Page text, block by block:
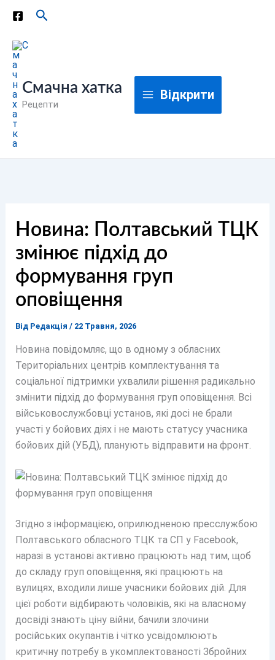
Перейти
вмісту
Пошук
Смачна хатка
Рецепти
Відкрити
Новина: Полтавський ТЦК
змінює підхід до
формування груп
оповіщення
Від Редакція / 22 Травня, 2026
Новина повідомляє, що в одному з обласних
Територіальних центрів комплектування та
соціальної підтримки ухвалили рішення радикально
змінити підхід до формування груп оповіщення. Всі
військовослужбовці установ, які досі не брали
участі у бойових діях і не мають статусу учасника
бойових дій (УБД), планують відправити на фронт.
Згідно з інформацією, оприлюдненою пресслужбою
Полтавського обласного ТЦК та СП у Facebook,
наразі в установі активно працюють над тим, щоб
до складу груп оповіщення, які працюють на
вулицях, входили лише учасники бойових дій. Для
цієї роботи відбирають чоловіків, які на власному
досвіді знають ціну війни, бачили злочини
російських окупантів і чітко усвідомлюють
критичну потребу в укомплектованості Збройних